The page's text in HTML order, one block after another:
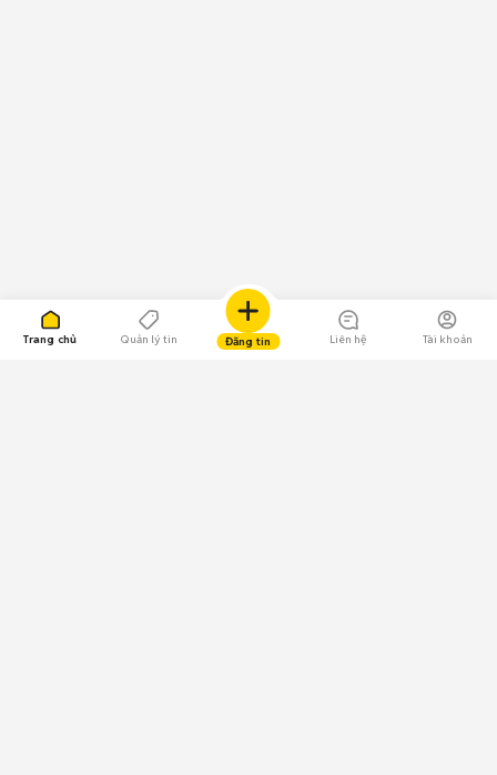
Trang chủ Quản lý tin Đăng tin Liên hệ Tài khoản